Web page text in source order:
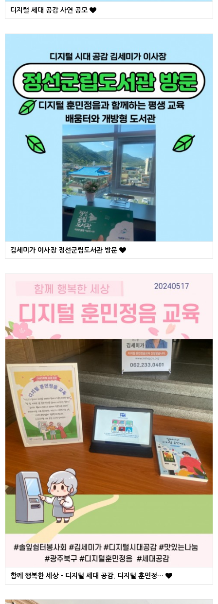
디지털 세대 공감 사연 공모
김세미가 이사장 정선군립도서관 방문
함께 행복한 세상 - 디지털 세대 공감. 디지털 훈민정…